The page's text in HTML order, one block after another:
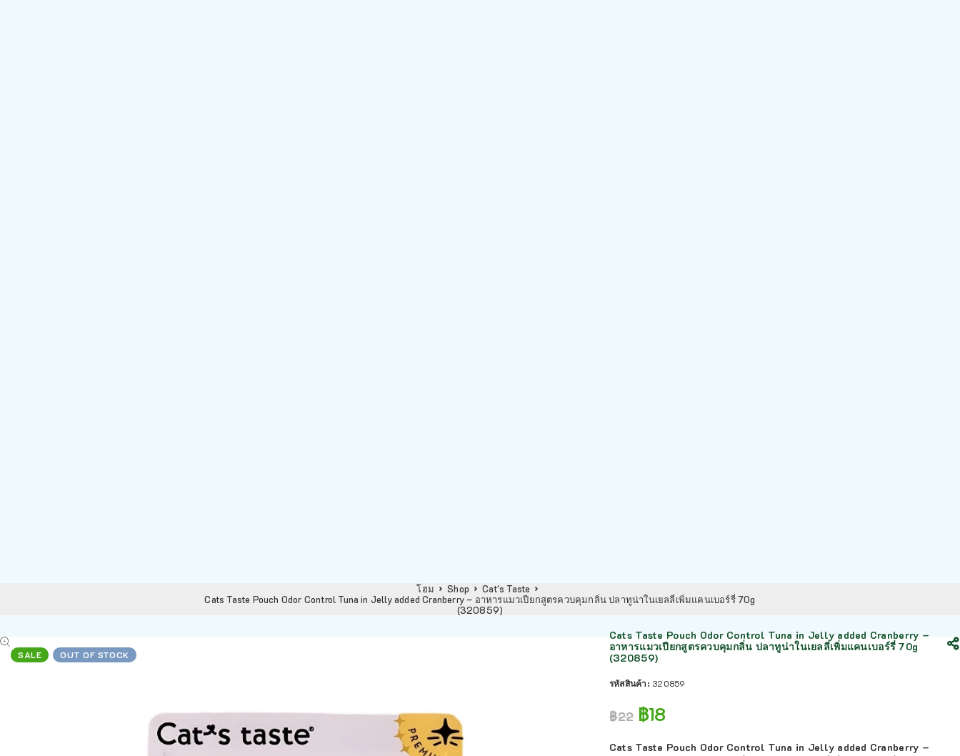
โฮม Shop
Cat's Taste
Cats Taste Pouch Odor Control Tuna in Jelly added Cranberry – อาหารแมวเปียกสูตรควบคุมกลิ่น ปลาทูน่าในเยลลี่เพิ่มแคนเบอร์รี่ 70g
(320859)
SALE OUT OF STOCK
Cats Taste Pouch Odor Control Tuna in Jelly added Cranberry –
อาหารแมวเปียกสูตรควบคุมกลิ่น ปลาทูน่าในเยลลี่เพิ่มแคนเบอร์รี่ 70g
(320859)
รหัสสินค้า: 320859
฿22 ฿18
Cats Taste Pouch Odor Control Tuna in Jelly added Cranberry –